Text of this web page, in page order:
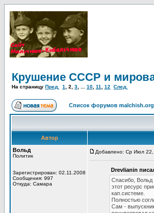
Крушение СССР и
На страницу Пред. 1 2 3 10 11 12 След.
Список форумов malchish.org
Автор
Вольд
Политик
Зарегистрирован: 02.11.2008
Сообщения: 997
Откуда: Самара
Добавлено: Ср Июл
Drevlianin
Спасибо, Вольд
этот ресурс
кап.системе.
Полностью
Сам -